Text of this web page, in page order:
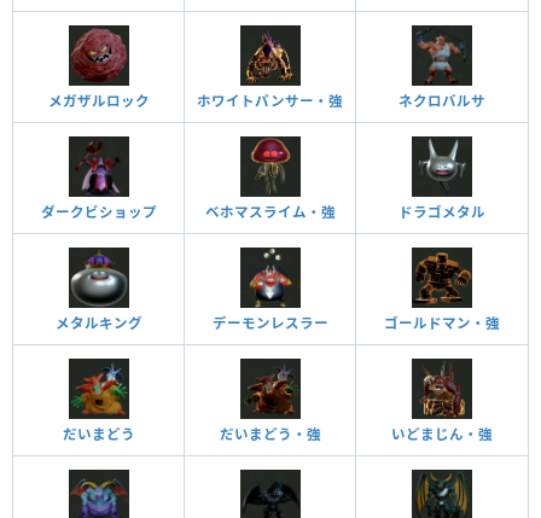
メガザルロック ホワイトパンサー・強 ネクロバルサ
ダークビショップ ベホマスライム・強 ドラゴメタル
メタルキング デーモンレスラー ゴールドマン・強
だいまどう だいまどう・強 いどまじん・強